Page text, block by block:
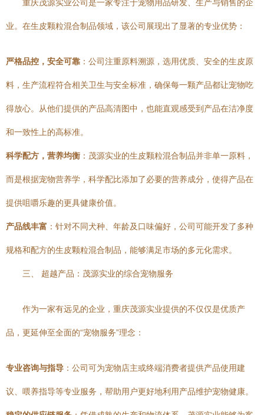
重庆茂源实业公司是一家专注于宠物用品研发、生产与销售的企
业。在生皮颗粒混合制品领域，该公司展现出了显著的专业优势：
严格品控，安全可靠 ：公司注重原料溯源，选用优质、安全的生皮原
料，生产流程符合相关卫生与安全标准，确保每一颗产品都让宠物吃
得放心。从他们提供的产品高清图中，也能直观感受到产品在洁净度
和一致性上的高标准。
科学配方，营养均衡 ：茂源实业的生皮颗粒混合制品并非单一原料，
而是根据宠物营养学，科学配比添加了必要的营养成分，使得产品在
提供咀嚼乐趣的更具健康价值。
产品线丰富 ：针对不同犬种、年龄及口味偏好，公司可能开发了多种
规格和配方的生皮颗粒混合制品，能够满足市场的多元化需求。
三、 超越产品：茂源实业的综合宠物服务
作为一家有远见的企业，重庆茂源实业提供的不仅仅是优质产
品，更延伸至全面的“宠物服务”理念：
专业咨询与指导 ：公司可为宠物店主或终端消费者提供产品使用建
议、喂养指导等专业服务，帮助用户更好地利用产品维护宠物健康。